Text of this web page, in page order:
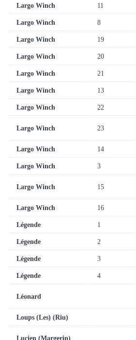
Largo Winch 11
Largo Winch 8
Largo Winch 19
Largo Winch 20
Largo Winch 21
Largo Winch 13
Largo Winch 22
Largo Winch 23
Largo Winch 14
Largo Winch 3
Largo Winch 15
Largo Winch 16
Légende 1
Légende 2
Légende 3
Légende 4
Léonard
Loups (Les) (Riu)
Lucien (Margerin)